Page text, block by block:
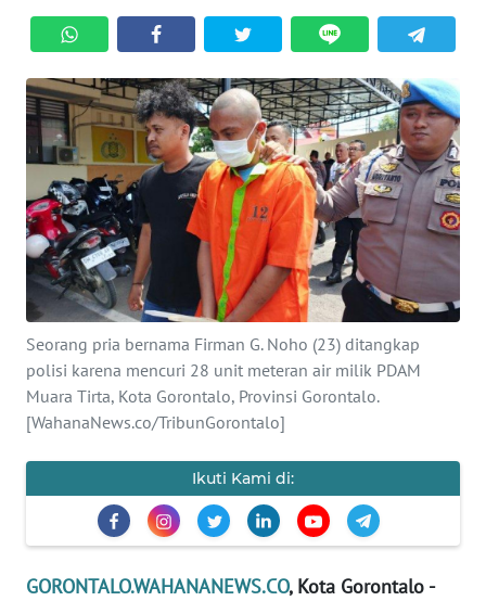
Seorang pria bernama Firman G. Noho (23) ditangkap
polisi karena mencuri 28 unit meteran air milik PDAM
Muara Tirta, Kota Gorontalo, Provinsi Gorontalo.
[WahanaNews.co/TribunGorontalo]
Ikuti Kami di:
GORONTALO.WAHANANEWS.CO, Kota Gorontalo -
SERBA-
SERBI
OPINI
Informasi
INDEKS
BERITA
KONTAK
KAMI
INFO
IKLAN
PEDOMAN
MEDIA
SIBER